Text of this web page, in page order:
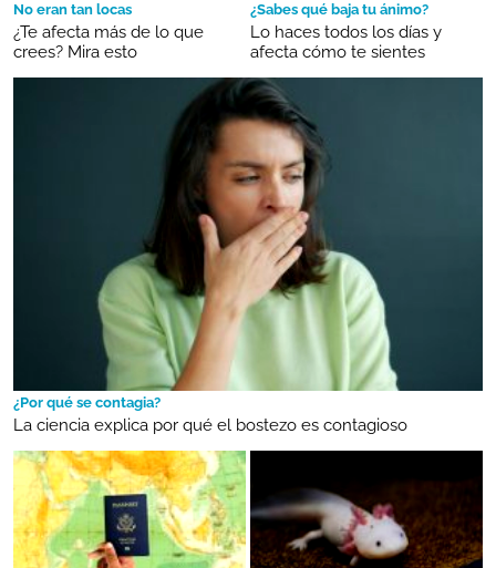
No eran tan locas
¿Te afecta más de lo que
crees? Mira esto
¿Sabes qué baja tu ánimo?
Lo haces todos los días y
afecta cómo te sientes
¿Por qué se contagia?
La ciencia explica por qué el bostezo es contagioso